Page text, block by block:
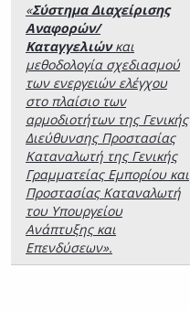
«Σύστημα Διαχείρισης
Αναφορών/
Καταγγελιών και
μεθοδολογία σχεδιασμού
των ενεργειών ελέγχου
στο πλαίσιο των
αρμοδιοτήτων της Γενικής
Διεύθυνσης Προστασίας
Καταναλωτή της Γενικής
Γραμματείας Εμπορίου και
Προστασίας Καταναλωτή
του Υπουργείου
Ανάπτυξης και
Επενδύσεων».